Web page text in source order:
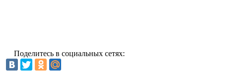
Поделитесь в социальных сетях: